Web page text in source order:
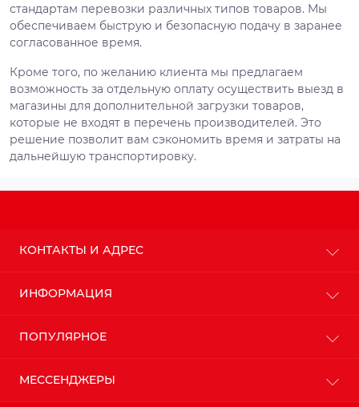
стандартам перевозки различных типов товаров. Мы
обеспечиваем быструю и безопасную подачу в заранее
согласованное время.
Кроме того, по желанию клиента мы предлагаем
возможность за отдельную оплату осуществить выезд в
магазины для дополнительной загрузки товаров,
которые не входят в перечень производителей. Это
решение позволит вам сэкономить время и затраты на
дальнейшую транспортировку.
КОНТАКТЫ И АДРЕС
Пн-Пт: с 9до 18
ИНФОРМАЦИЯ
Доставка
Политика конфиденциальности
ПОПУЛЯРНОЕ
Пенополистирол
МЕССЕНДЖЕРЫ